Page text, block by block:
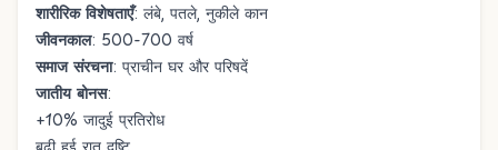
शारीरिक विशेषताएँ: लंबे, पतले, नुकीले कान
जीवनकाल: 500-700 वर्ष
समाज संरचना: प्राचीन घर और परिषदें
जातीय बोनस:
+10% जादुई प्रतिरोध